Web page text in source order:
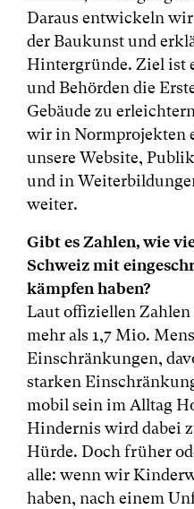
Daraus entwickeln
der Baukunst und
Hintergründe. Ziel ist
und Behörden die
Gebäude zu
wir in Normprojekten
unsere Website,
und in
weiter.
Gibt es Zahlen, wie
Schweiz mit
kämpfen haben?
Laut offiziellen Zahlen
mehr als 1,7 Mio.
Einschränkungen,
starken
mobil sein im Alltag
Hindernis wird dabei
Hürde. Doch früher
alle: wenn wir
haben, nach einem